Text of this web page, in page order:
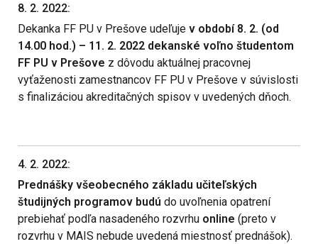
8. 2. 2022:
Dekanka FF PU v Prešove udeľuje v období 8. 2. (od
14.00 hod.) – 11. 2. 2022 dekanské voľno študentom
FF PU v Prešove z dôvodu aktuálnej pracovnej
vyťaženosti zamestnancov FF PU v Prešove v súvislosti
s finalizáciou akreditačných spisov v uvedených dňoch.
4. 2. 2022:
Prednášky všeobecného základu učiteľských
študijných programov budú do uvoľnenia opatrení
prebiehať podľa nasadeného rozvrhu online (preto v
rozvrhu v MAIS nebude uvedená miestnosť prednášok).